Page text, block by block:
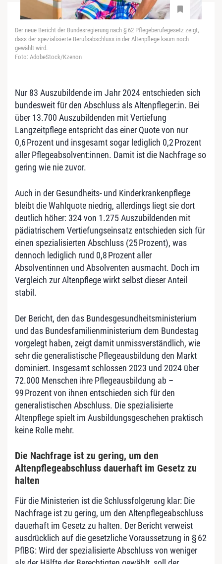
Der neue Bericht der Bundesregierung nach § 62 Pflegeberufegesetz zeigt,
dass der spezialisierte Berufsabschluss in der Altenpflege kaum noch
gewählt wird.
Foto: AdobeStock/Kzenon
Nur 83 Auszubildende im Jahr 2024 entschieden sich
bundesweit für den Abschluss als Altenpfleger:in. Bei
über 13.700 Auszubildenden mit Vertiefung
Langzeitpflege entspricht das einer Quote von nur
0,6 Prozent und insgesamt sogar lediglich 0,2 Prozent
aller Pflegeabsolvent:innen. Damit ist die Nachfrage so
gering wie nie zuvor.
Auch in der Gesundheits- und Kinderkrankenpflege
bleibt die Wahlquote niedrig, allerdings liegt sie dort
deutlich höher: 324 von 1.275 Auszubildenden mit
pädiatrischem Vertiefungseinsatz entschieden sich für
einen spezialisierten Abschluss (25 Prozent), was
dennoch lediglich rund 0,8 Prozent aller
Absolventinnen und Absolventen ausmacht. Doch im
Vergleich zur Altenpflege wirkt selbst dieser Anteil
stabil.
Der Bericht, den das Bundesgesundheitsministerium
und das Bundesfamilienministerium dem Bundestag
vorgelegt haben, zeigt damit unmissverständlich, wie
sehr die generalistische Pflegeausbildung den Markt
dominiert. Insgesamt schlossen 2023 und 2024 über
72.000 Menschen ihre Pflegeausbildung ab –
99 Prozent von ihnen entschieden sich für den
generalistischen Abschluss. Die spezialisierte
Altenpflege spielt im Ausbildungsgeschehen praktisch
keine Rolle mehr.
Die Nachfrage ist zu gering, um den
Altenpflegeabschluss dauerhaft im Gesetz zu
halten
Für die Ministerien ist die Schlussfolgerung klar: Die
Nachfrage ist zu gering, um den Altenpflegeabschluss
dauerhaft im Gesetz zu halten. Der Bericht verweist
ausdrücklich auf die gesetzliche Voraussetzung in § 62
PflBG: Wird der spezialisierte Abschluss von weniger